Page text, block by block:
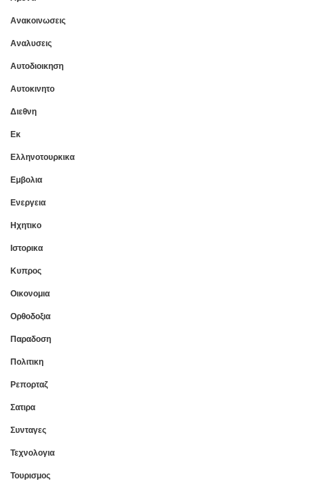
Ανακοινωσεις
Αναλυσεις
Αυτοδιοικηση
Αυτοκινητο
Διεθνη
Εκ
Ελληνοτουρκικα
Εμβολια
Ενεργεια
Ηχητικο
Ιστορικα
Κυπρος
Οικονομια
Ορθοδοξια
Παραδοση
Πολιτικη
Ρεπορταζ
Σατιρα
Συνταγες
Τεχνολογια
Τουρισμος